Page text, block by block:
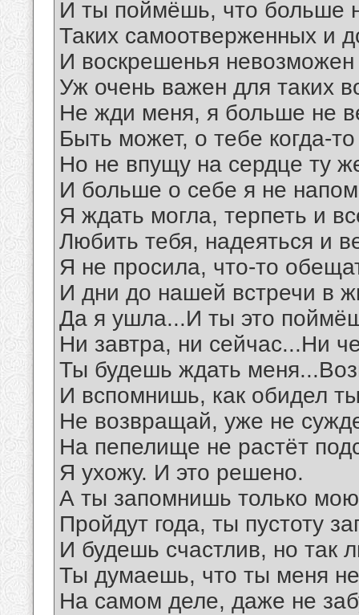
И ты поймёшь, что больше
Таких самоотверженных и
И воскрешенья невозможен
Уж очень важен для таких
Не жди меня, я больше не
Быть может, о тебе когда-
Но не впущу на сердце ту
И больше о себе я не
Я ждать могла, терпеть и
Любить тебя, надеяться и
Я не просила, что-то
И дни до нашей встречи в
Да я ушла...И ты это
Ни завтра, ни сейчас...Ни
Ты будешь ждать
И вспомнишь, как обидел
Не возвращай, уже не
На пепелище не растёт
Я ухожу. И это решено.
А ты запомнишь только
Пройдут года, ты пустоту
И будешь счастлив, но так
Ты думаешь, что ты меня
На самом деле, даже не